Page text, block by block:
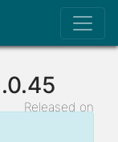
Released on